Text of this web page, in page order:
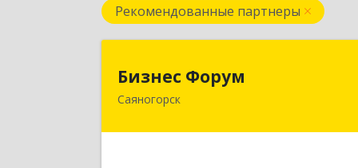
Рекомендованные партнеры
Бизнес Форум
Саяногорск
655603, Хакасия Респ, Саяногорск г,